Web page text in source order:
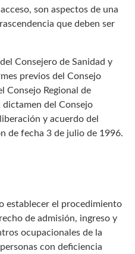
son aspectos de una
que deben ser
Consejero de Sanidad y
previos del Consejo
Consejo Regional de
dictamen del Consejo
y acuerdo del
de fecha 3 de julio de 1996.
establecer el procedimiento
de admisión, ingreso y
ocupacionales de la
con deficiencia